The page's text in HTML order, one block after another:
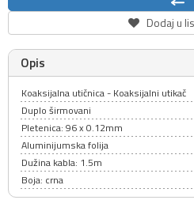
Dodaj u
Opis
Koaksijalna utičnica - Koaksijalni utikač
Duplo širmovani
Pletenica: 96 x 0.12mm
Aluminijumska folija
Dužina kabla: 1.5m
Boja: crna